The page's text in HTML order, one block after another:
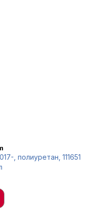
, полиуретан, 111651